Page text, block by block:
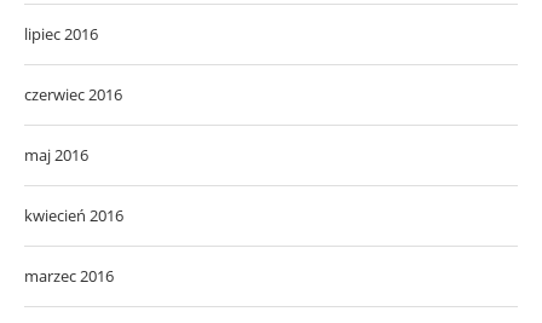
lipiec 2016
czerwiec 2016
maj 2016
kwiecień 2016
marzec 2016